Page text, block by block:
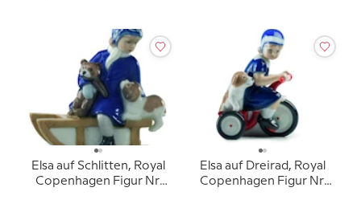
Elsa auf Schlitten, Royal
Copenhagen Figur Nr.
Elsa auf Dreirad, Royal
Copenhagen Figur Nr.